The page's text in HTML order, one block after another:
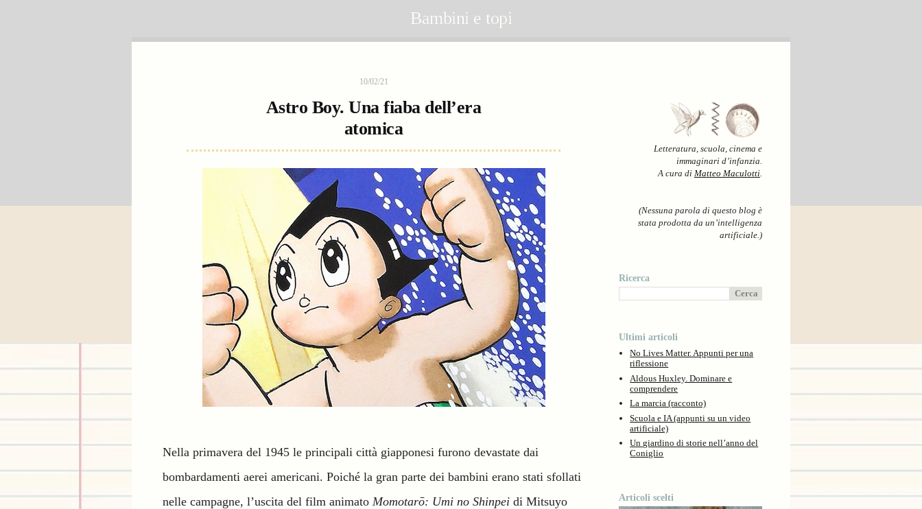
Bambini e topi
10/02/21
Astro Boy. Una fiaba dell’era
atomica
Nella primavera del 1945 le principali città giapponesi furono devastate dai
bombardamenti aerei americani. Poiché la gran parte dei bambini erano stati sfollati
nelle campagne, l’uscita del film animato Momotarō: Umi no Shinpei di Mitsuyo
Letteratura, scuola, cinema e
immaginari d’infanzia.
A cura di Matteo Maculotti.
(Nessuna parola di questo blog è
stata prodotta da un’intelligenza
artificiale.)
Ricerca
Ultimi articoli
No Lives Matter. Appunti per una
riflessione
Aldous Huxley. Dominare e
comprendere
La marcia (racconto)
Scuola e IA (appunti su un video
artificiale)
Un giardino di storie nell’anno del
Coniglio
Articoli scelti